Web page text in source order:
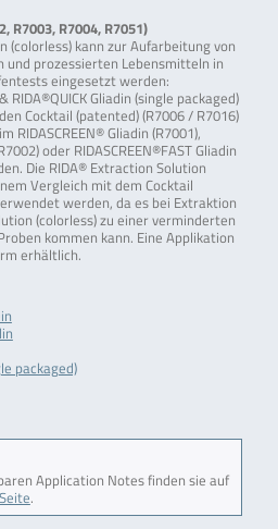
R7003, R7004, R7051)
(colorless) kann zur Aufarbeitung von
und prozessierten Lebensmitteln in
eingesetzt werden:
RIDA®QUICK Gliadin (single packaged)
Cocktail (patented) (R7006 / R7016)
Gliadin (R7001),
oder RIDASCREEN®FAST Gliadin
Die RIDA® Extraction Solution
Vergleich mit dem Cocktail
werden, da es bei Extraktion
(colorless) zu einer verminderten
kommen kann. Eine Applikation
erhältlich.
packaged)
Application Notes finden sie auf
.